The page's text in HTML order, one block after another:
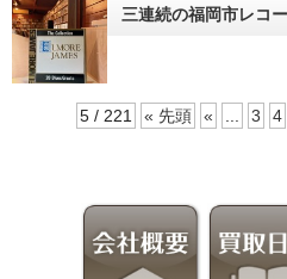
5 / 221 « 先頭 « 3 4